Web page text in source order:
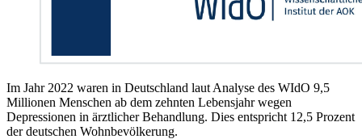
Im Jahr 2022 waren in Deutschland laut Analyse des WIdO 9,5
Millionen Menschen ab dem zehnten Lebensjahr wegen
Depressionen in ärztlicher Behandlung. Dies entspricht 12,5 Prozent
der deutschen Wohnbevölkerung.